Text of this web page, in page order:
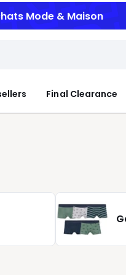
Mode & Maison
Final Clearance